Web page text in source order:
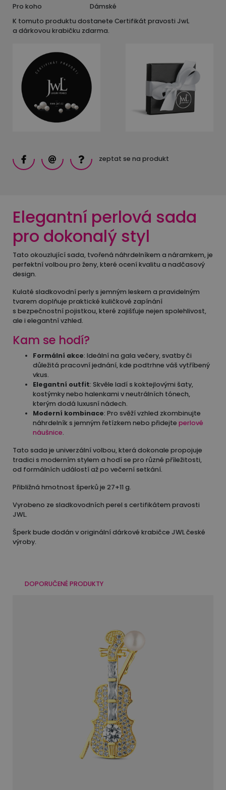
Pro koho
Dámské
K tomuto produktu dostanete Certifikát pravosti JwL
a dárkovou krabičku zdarma.
zeptat se na produkt
Elegantní perlová sada
pro dokonalý styl
Tato okouzlující sada, tvořená náhrdelníkem a náramkem, je
perfektní volbou pro ženy, které ocení kvalitu a nadčasový
design.
Kulaté sladkovodní perly s jemným leskem a pravidelným
tvarem doplňuje praktické kuličkové zapínání
s bezpečnostní pojistkou, které zajišťuje nejen spolehlivost,
ale i elegantní vzhled.
Kam se hodí?
Formální akce: Ideální na gala večery, svatby či
důležitá pracovní jednání, kde podtrhne váš vytříbený
vkus.
Elegantní outfit: Skvěle ladí s koktejlovými šaty,
kostýmky nebo halenkami v neutrálních tónech,
kterým dodá luxusní nádech.
Moderní kombinace: Pro svěží vzhled zkombinujte
náhrdelník s jemným řetízkem nebo přidejte perlové
náušnice.
Tato sada je univerzální volbou, která dokonale propojuje
tradici s moderním stylem a hodí se pro různé příležitosti,
od formálních událostí až po večerní setkání.
Přibližná hmotnost šperků je 27+11 g.
Vyrobeno ze sladkovodních perel s certifikátem pravosti
JWL.
Šperk bude dodán v originální dárkové krabičce JWL české
výroby.
DOPORUČENÉ PRODUKTY